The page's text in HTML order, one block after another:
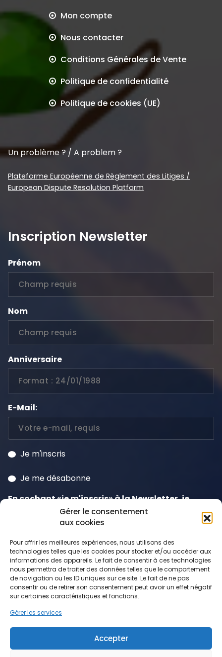
Gérer le consentement
aux cookies
Pour offrir les meilleures expériences, nous utilisons des
technologies telles que les cookies pour stocker et/ou accéder aux
informations des appareils. Le fait de consentir à ces technologies
nous permettra de traiter des données telles que le comportement
de navigation ou les ID uniques sur ce site. Le fait de ne pas
consentir ou de retirer son consentement peut avoir un effet négatif
sur certaines caractéristiques et fonctions.
Gérer les services
Accepter
Mon compte
Nous contacter
Conditions Générales de Vente
Politique de confidentialité
Politique de cookies (UE)
Un problème ? / A problem ?
Plateforme Européenne de Règlement des Litiges /
European Dispute Resolution Platform
Inscription Newsletter
Prénom
Nom
Anniversaire
E-Mail:
Je m'inscris
Je me désabonne
En cochant «je m'inscris» à la Newsletter, je
consens à lapolitique de confidentialité
j'accepte que mes données soient traitées à
Catégories de produits